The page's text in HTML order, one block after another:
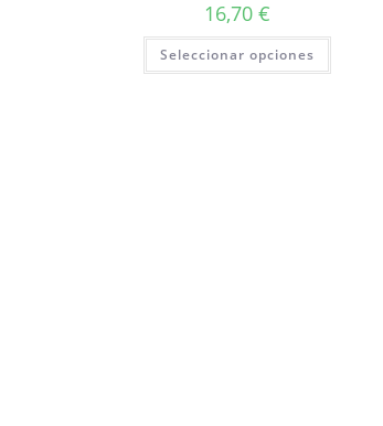
16,70 €
Seleccionar opciones